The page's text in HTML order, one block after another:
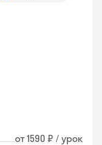
от 1590 ₽ / урок